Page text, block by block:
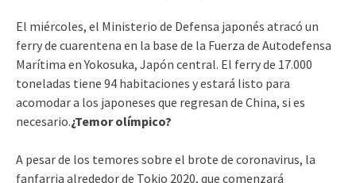
El miércoles, el Ministerio de Defensa japonés atracó un
ferry de cuarentena en la base de la Fuerza de Autodefensa
Marítima en Yokosuka, Japón central. El ferry de 17.000
toneladas tiene 94 habitaciones y estará listo para
acomodar a los japoneses que regresan de China, si es
necesario.¿Temor olímpico?
A pesar de los temores sobre el brote de coronavirus, la
fanfarria alrededor de Tokio 2020, que comenzará